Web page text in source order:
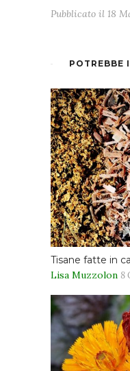
Pubblicato il 18
POTREBBE
Tisane fatte in
Lisa Muzzolon 8